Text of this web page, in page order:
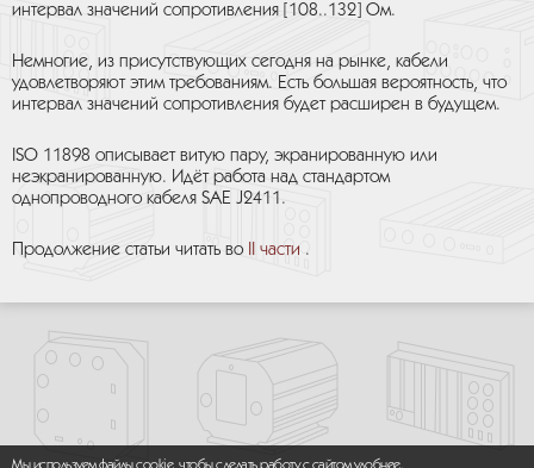
интервал значений сопротивления [108..132] Ом.
Немногие, из присутствующих сегодня на рынке, кабели
удовлетворяют этим требованиям. Есть большая вероятность, что
интервал значений сопротивления будет расширен в будущем.
ISO 11898 описывает витую пару, экранированную или
неэкранированную. Идёт работа над стандартом
однопроводного кабеля SAE J2411.
Продолжение статьи читать во II части .
Мы используем файлы cookie, чтобы сделать работу с сайтом удобнее.